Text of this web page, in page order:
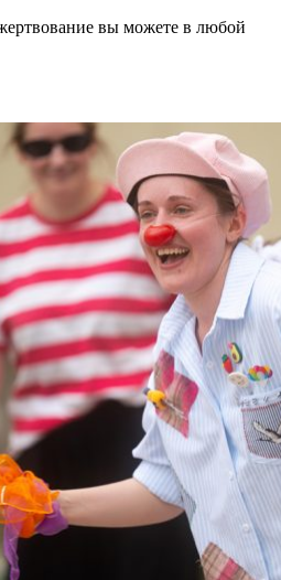
вы можете в любой